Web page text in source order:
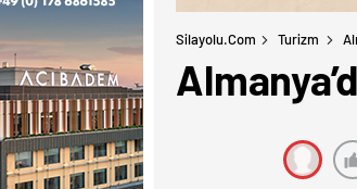
Silayolu.com Turizm